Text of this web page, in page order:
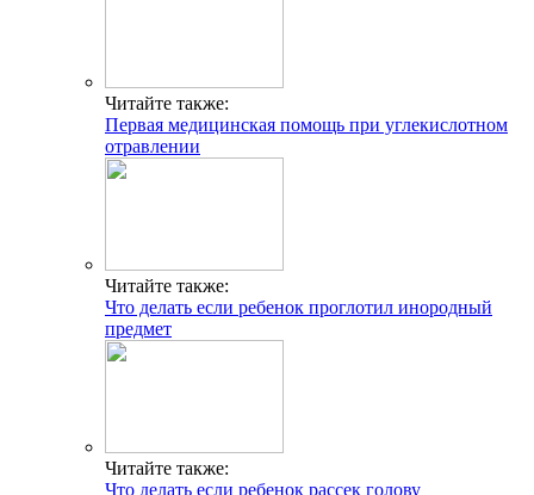
Читайте также:
Первая медицинская помощь при углекислотном
отравлении
Читайте также:
Что делать если ребенок проглотил инородный
предмет
Читайте также:
Что делать если ребенок рассек голову